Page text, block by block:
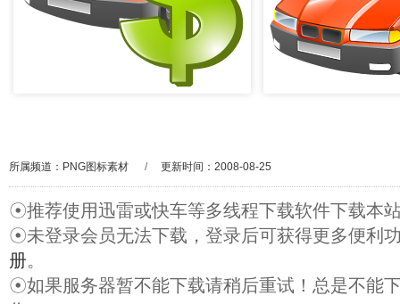
所属频道： PNG图标素材 / 更新时间：2008-08-25
☉推荐使用迅雷或快车等多线程下载软件下载本
☉未登录会员无法下载，登录后可获得更多便利
册。
☉如果服务器暂不能下载请稍后重试！总是不能